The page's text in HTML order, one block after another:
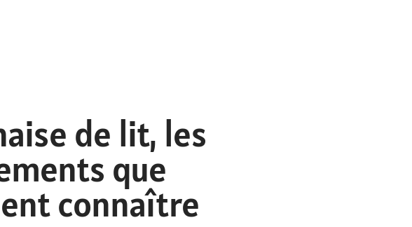
de lit, les
que
connaître